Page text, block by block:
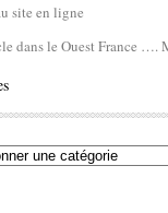
site en ligne
dans le Ouest France ….